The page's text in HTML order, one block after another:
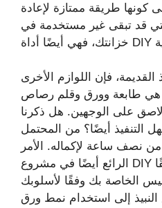
كونها طريقة ممتازة لإعادة
قد تبقى غير مستخدمة في
القديمة، فإن اللوازم الأخرى
هي طابعة وورق وقلم رصاص
على الوجهين. هل ذكرنا
التنفيذ أيضًا؟ من المحتمل
من نصف ساعة لإكماله. الأمر
الرائع أيضًا في مشروع DIY هذا هو أنه يمكنك حقًا
الخاصة بك وفقًا لأسلوبك
إلى استخدام نمط ورق